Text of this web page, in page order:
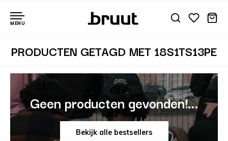
MENU
PRODUCTEN GETAGD MET 18S1TS13PE
Geen producten gevonden!...
Bekijk alle bestsellers